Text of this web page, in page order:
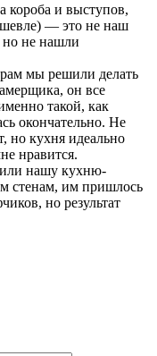
короба и выступов,
— это не наш
не нашли
мы решили делать
он все
такой, как
окончательно. Не
но кухня идеально
нравится.
нашу кухню-
стенам, им пришлось
но результат